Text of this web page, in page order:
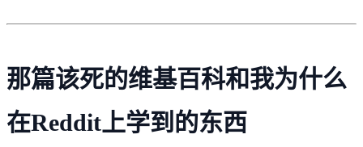
那篇该死的维基百科和我为什么
在Reddit上学到的东西